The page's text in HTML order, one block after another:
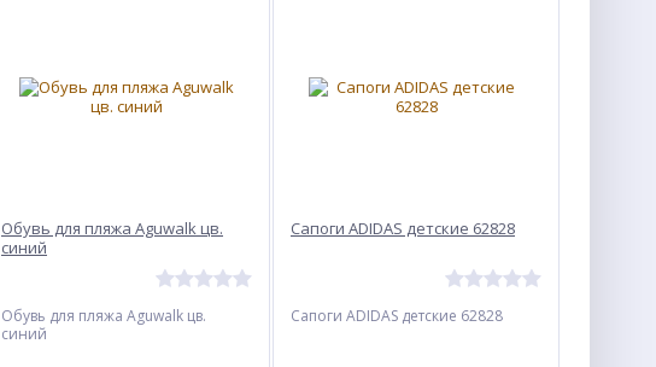
Обувь для пляжа Aguwalk цв.
синий
Обувь для пляжа Aguwalk цв.
синий
Сапоги ADIDAS детские 62828
Сапоги ADIDAS детские 62828